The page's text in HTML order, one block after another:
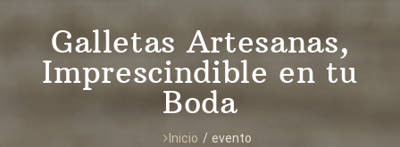
Galletas Artesanas,
Imprescindible en tu
Boda
Inicio / evento